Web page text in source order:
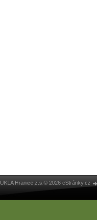
Hranice,z.s.© 2026 eStránky.cz